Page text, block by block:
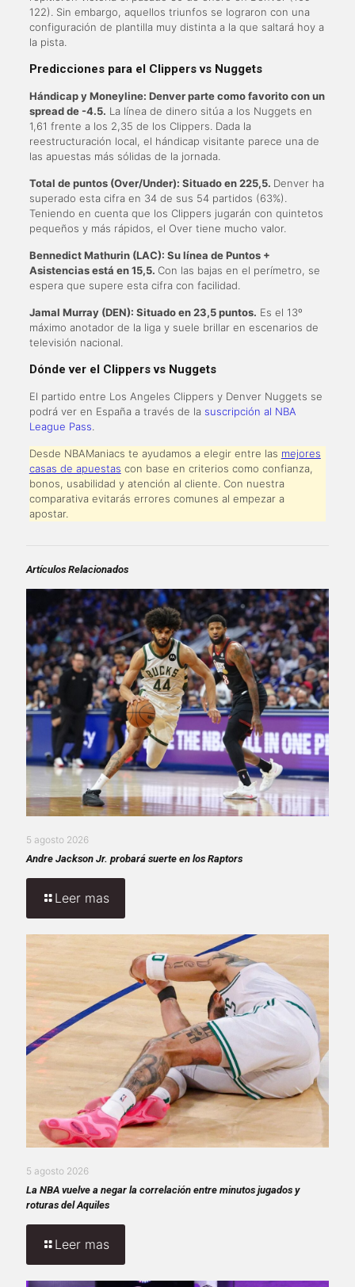
122). Sin embargo, aquellos triunfos se lograron con una
configuración de plantilla muy distinta a la que saltará hoy a
la pista.
Predicciones para el Clippers vs Nuggets
Hándicap y Moneyline: Denver parte como favorito con un
spread de -4.5. La línea de dinero sitúa a los Nuggets en
1,61 frente a los 2,35 de los Clippers. Dada la
reestructuración local, el hándicap visitante parece una de
las apuestas más sólidas de la jornada.
Total de puntos (Over/Under): Situado en 225,5. Denver ha
superado esta cifra en 34 de sus 54 partidos (63%).
Teniendo en cuenta que los Clippers jugarán con quintetos
pequeños y más rápidos, el Over tiene mucho valor.
Bennedict Mathurin (LAC): Su línea de Puntos +
Asistencias está en 15,5. Con las bajas en el perímetro, se
espera que supere esta cifra con facilidad.
Jamal Murray (DEN): Situado en 23,5 puntos. Es el 13º
máximo anotador de la liga y suele brillar en escenarios de
televisión nacional.
Dónde ver el Clippers vs Nuggets
El partido entre Los Angeles Clippers y Denver Nuggets se
podrá ver en España a través de la suscripción al NBA
League Pass.
Desde NBAManiacs te ayudamos a elegir entre las mejores
casas de apuestas con base en criterios como confianza,
bonos, usabilidad y atención al cliente. Con nuestra
comparativa evitarás errores comunes al empezar a
apostar.
Artículos Relacionados
5 agosto 2026
Andre Jackson Jr. probará suerte en los Raptors
Leer mas
5 agosto 2026
La NBA vuelve a negar la correlación entre minutos jugados y
roturas del Aquiles
Leer mas